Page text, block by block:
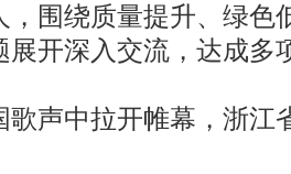
，围绕质量提升、绿色
展开深入交流，达成多
声中拉开帷幕，浙江